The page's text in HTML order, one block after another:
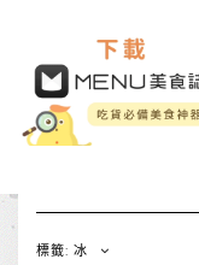
標籤: 冰